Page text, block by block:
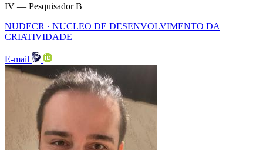
IV — Pesquisador B
NUDECR · NUCLEO DE DESENVOLVIMENTO DA
CRIATIVIDADE
E-mail